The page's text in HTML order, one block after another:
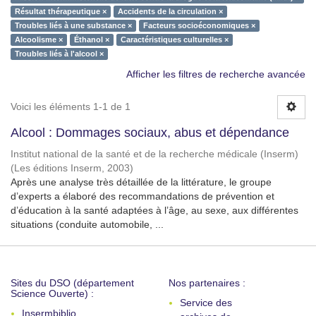
Résultat thérapeutique ×
Accidents de la circulation ×
Troubles liés à une substance ×
Facteurs socioéconomiques ×
Alcoolisme ×
Éthanol ×
Caractéristiques culturelles ×
Troubles liés à l'alcool ×
Afficher les filtres de recherche avancée
Voici les éléments 1-1 de 1
Alcool : Dommages sociaux, abus et dépendance
Institut national de la santé et de la recherche médicale (Inserm)
(Les éditions Inserm, 2003)
Après une analyse très détaillée de la littérature, le groupe
d’experts a élaboré des recommandations de prévention et
d’éducation à la santé adaptées à l’âge, au sexe, aux différentes
situations (conduite automobile, ...
Sites du DSO (département
Science Ouverte) :
Insermbiblio
Nos partenaires :
Service des